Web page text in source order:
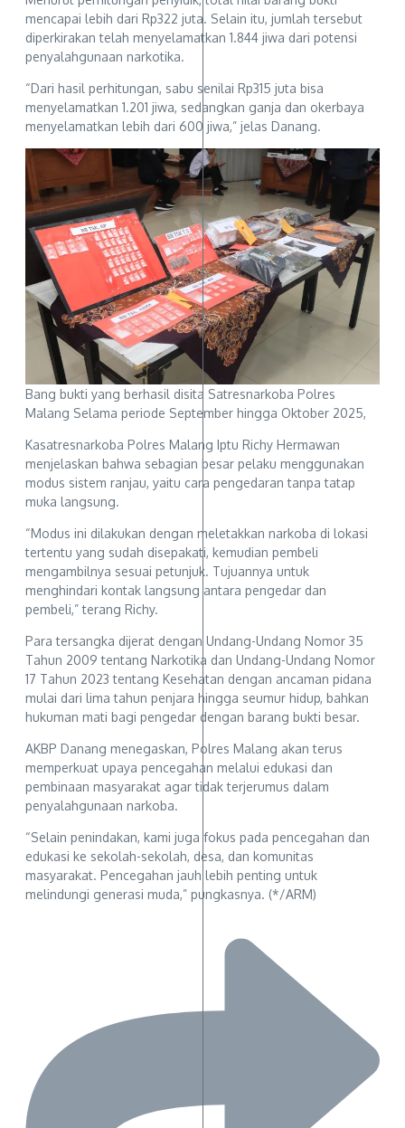
mencapai lebih dari Rp322 juta. Selain itu, jumlah tersebut
diperkirakan telah menyelamatkan 1.844 jiwa dari potensi
penyalahgunaan narkotika.
“Dari hasil perhitungan, sabu senilai Rp315 juta bisa
menyelamatkan 1.201 jiwa, sedangkan ganja dan okerbaya
menyelamatkan lebih dari 600 jiwa,” jelas Danang.
Bang bukti yang berhasil disita Satresnarkoba Polres
Malang Selama periode September hingga Oktober 2025,
Kasatresnarkoba Polres Malang Iptu Richy Hermawan
menjelaskan bahwa sebagian besar pelaku menggunakan
modus sistem ranjau, yaitu cara pengedaran tanpa tatap
muka langsung.
“Modus ini dilakukan dengan meletakkan narkoba di lokasi
tertentu yang sudah disepakati, kemudian pembeli
mengambilnya sesuai petunjuk. Tujuannya untuk
menghindari kontak langsung antara pengedar dan
pembeli,” terang Richy.
Para tersangka dijerat dengan Undang-Undang Nomor 35
Tahun 2009 tentang Narkotika dan Undang-Undang Nomor
17 Tahun 2023 tentang Kesehatan dengan ancaman pidana
mulai dari lima tahun penjara hingga seumur hidup, bahkan
hukuman mati bagi pengedar dengan barang bukti besar.
AKBP Danang menegaskan, Polres Malang akan terus
memperkuat upaya pencegahan melalui edukasi dan
pembinaan masyarakat agar tidak terjerumus dalam
penyalahgunaan narkoba.
“Selain penindakan, kami juga fokus pada pencegahan dan
edukasi ke sekolah-sekolah, desa, dan komunitas
masyarakat. Pencegahan jauh lebih penting untuk
melindungi generasi muda,” pungkasnya. (*/ARM)